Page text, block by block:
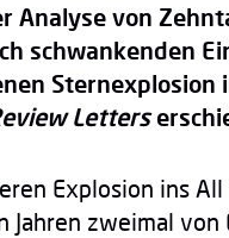
Analyse von
schwankenden
Sternexplosion
Letters
Explosion ins
zweimal